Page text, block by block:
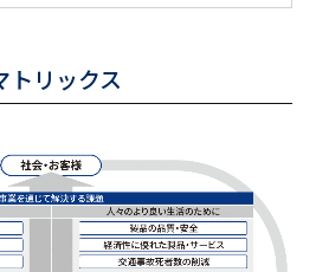
トリックス